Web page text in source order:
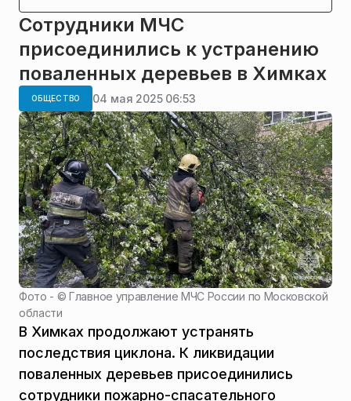
Сотрудники МЧС
присоединились к устранению
поваленных деревьев в Химках
ОБЩЕСТВО 04 мая 2025 06:53
Фото - ©Главное управление МЧС России по Московской
области
В Химках продолжают устранять
последствия циклона. К ликвидации
поваленных деревьев присоединились
сотрудники пожарно-спасательного